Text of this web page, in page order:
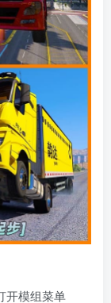
开模组菜单